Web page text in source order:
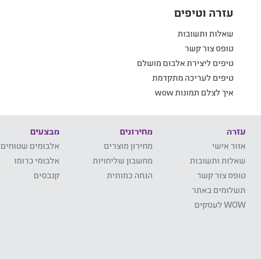
עזרה וטיפים
שאלות ותשובות
טופס צור קשר
טיפים ליצירת אלבום מושלם
טיפים לעריכה מתקדמת
איך לצלם תמונות wow
עזרה
אזור אישי
שאלות ותשובות
טופס צור קשר
תשלומים באתר
WOW לעסקים
מחירונים
מחירון מוצרים
מחשבון שליחויות
הנחה כמותית
מבצעים
אלבומים שטוחים
אלבומי כרומו
קנבסים